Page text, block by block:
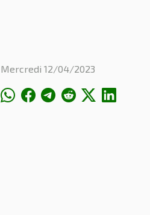
Mercredi 12/04/2023